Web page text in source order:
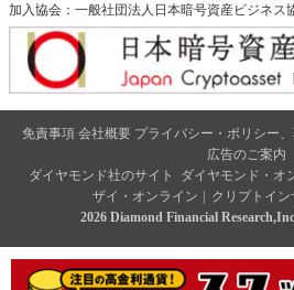
加入協会：一般社団法人日本暗号資産ビジネス
免責事項 会社概要 プライバシー・ポリシー
広告のご案内
ダイヤモンド社のサイト
ダイヤモンド・オ
ザイ・オンライン
クリプトイン
2026 Diamond Financial